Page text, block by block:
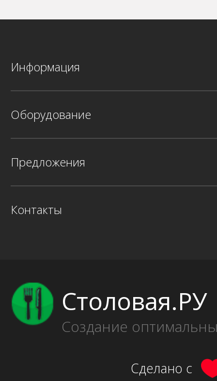
Информация
Оборудование
Предложения
Контакты
Столовая.РУ
Создание
Сделано с